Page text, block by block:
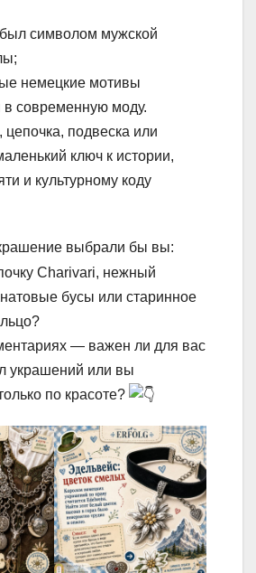
символом мужской
немецкие мотивы
современную моду.
подвеска или
ключ к истории,
и культурному коду
выбрали бы вы:
Charivari, нежный
бусы или старинное
— важен ли для вас
украшений или вы
по красоте?